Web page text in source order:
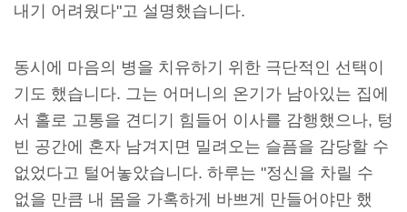
내기 어려웠다"고 설명했습니다.
동시에 마음의 병을 치유하기 위한 극단적인 선택이
기도 했습니다. 그는 어머니의 온기가 남아있는 집에
서 홀로 고통을 견디기 힘들어 이사를 감행했으나, 텅
빈 공간에 혼자 남겨지면 밀려오는 슬픔을 감당할 수
없었다고 털어놓았습니다. 하루는 "정신을 차릴 수
없을 만큼 내 몸을 가혹하게 바쁘게 만들어야만 했